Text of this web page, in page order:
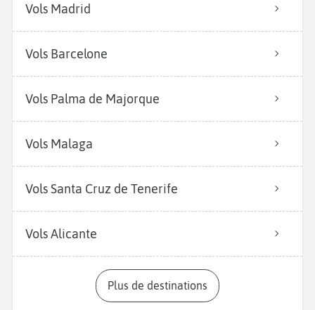
Vols Madrid
Vols Barcelone
Vols Palma de Majorque
Vols Malaga
Vols Santa Cruz de Tenerife
Vols Alicante
Plus de destinations